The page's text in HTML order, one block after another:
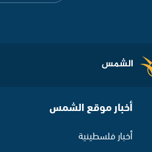
أخبار موقع الشمس
أخبار فلسطينية